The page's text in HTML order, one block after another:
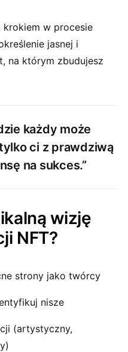
krokiem w procesie
jasnej i
na którym zbudujesz
każdy może
ci z prawdziwą
na sukces.”
wizję
NFT?
strony jako twórcy
nisze
(artystyczny,